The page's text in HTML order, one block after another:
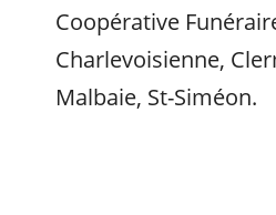
Coopérative
Charlevoisienne,
Malbaie, St-Siméon.